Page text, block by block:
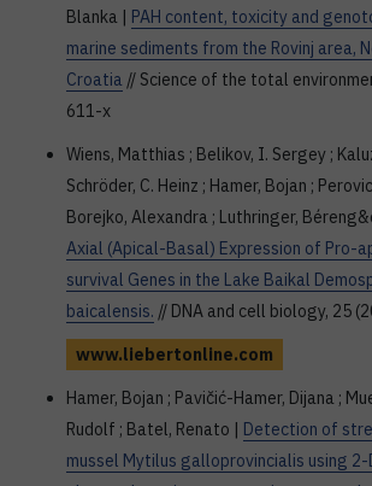
Blanka | PAH content, toxicity and
marine sediments from the Rovinj area,
Croatia // Science of the total
611-x
Wiens, Matthias ; Belikov, I. Sergey ;
Schröder, C. Heinz ; Hamer, Bojan ;
Borejko, Alexandra ; Luthringer,
Axial (Apical-Basal) Expression of Pro-
survival Genes in the Lake Baikal
baicalensis. // DNA and cell biology, 25
www.liebertonline.com
Hamer, Bojan ; Pavičić-Hamer, Dijana ;
Rudolf ; Batel, Renato | Detection of
mussel Mytilus galloprovincialis using 2-